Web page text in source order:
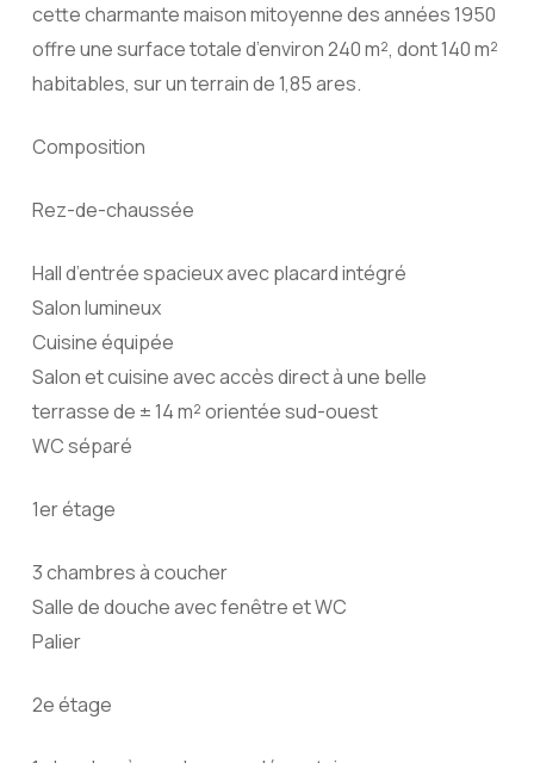
cette charmante maison mitoyenne des années 1950
offre une surface totale d’environ 240 m², dont 140 m²
habitables, sur un terrain de 1,85 ares.
Composition
Rez-de-chaussée
Hall d’entrée spacieux avec placard intégré
Salon lumineux
Cuisine équipée
Salon et cuisine avec accès direct à une belle
terrasse de ± 14 m² orientée sud-ouest
WC séparé
1er étage
3 chambres à coucher
Salle de douche avec fenêtre et WC
Palier
2e étage